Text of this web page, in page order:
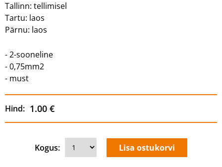
Tallinn: tellimisel
Tartu: laos
Pärnu: laos
- 2-sooneline
- 0,75mm2
- must
Hind: 1.00 €
Kogus: